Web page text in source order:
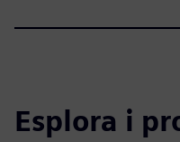
Esplora i